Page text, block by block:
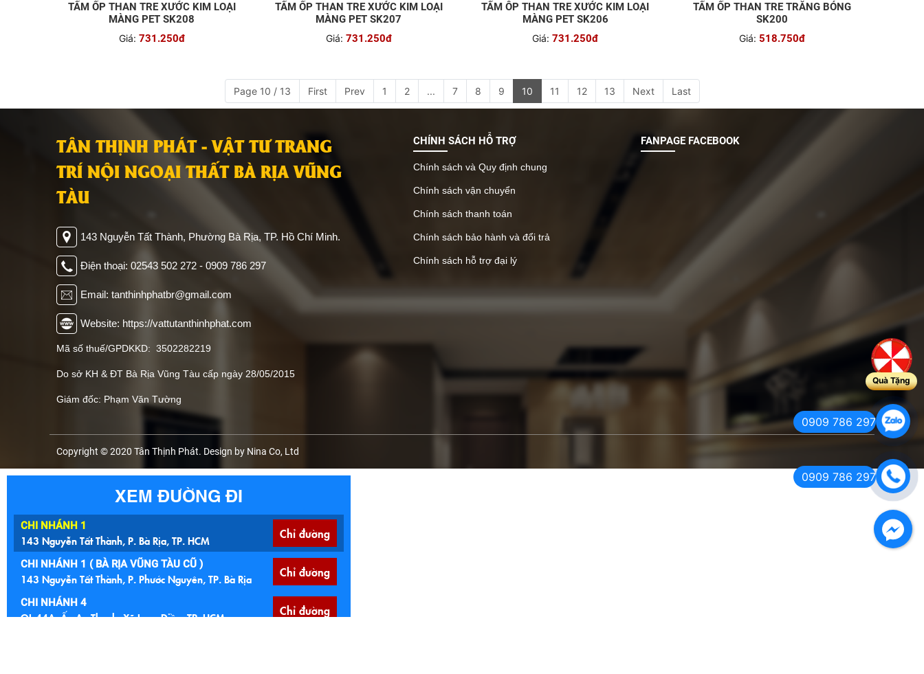
TẤM ỐP THAN TRE XƯỚC KIM LOẠI
MÀNG PET SK208
Giá: 731.250đ
TẤM ỐP THAN TRE XƯỚC KIM LOẠI
MÀNG PET SK207
Giá: 731.250đ
TẤM ÔP THAN TRE XƯỚC KIM LOẠI
MÀNG PET SK206
Giá: 731.250đ
TẤM ỐP THAN TRE TRẮNG BÓNG
SK200
Giá: 518.750đ
Page 10 / 13 First Prev 1 2 ... 7 8 9 10 11 12 13 Next Last
TÂN THỊNH PHÁT - VẬT TƯ TRANG
TRÍ NỘI NGOẠI THẤT BÀ RỊA VŨNG
TÀU
143 Nguyễn Tất Thành, Phường Bà Rịa, TP. Hồ Chí Minh.
Điện thoại: 02543 502 272 - 0909 786 297
Email: tanthinhphatbr@gmail.com
Website: https://vattutanthinhphat.com
Mã số thuế/GPDKKD: 3502282219
Do sở KH & ĐT Bà Rịa Vũng Tàu cấp ngày 28/05/2015
Giám đốc: Phạm Văn Tường
CHÍNH SÁCH HỖ TRỢ
Chính sách và Quy định chung
Chính sách vận chuyển
Chính sách thanh toán
Chính sách bảo hành và đổi trả
Chính sách hỗ trợ đại lý
FANPAGE FACEBOOK
Copyright © 2020 Tân Thịnh Phát. Design by Nina Co, Ltd
XEM ĐƯỜNG ĐI
CHI NHÁNH 1
143 Nguyễn Tất Thành, P. Bà Rịa, TP. HCM Chỉ đường
CHI NHÁNH 1 ( BÀ RỊA VŨNG TÀU CŨ )
143 Nguyễn Tất Thành, P. Phước Nguyên, TP. Bà Rịa Chỉ đường
CHI NHÁNH 4
QL 44A, Ấp An Thạnh, Xã Long Điền, TP. HCM Chỉ đường
Quà Tặng
0909 786 297
0909 786 297